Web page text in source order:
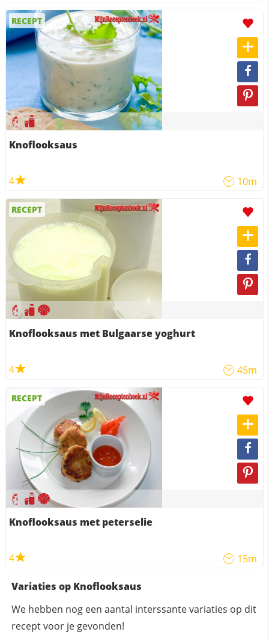
RECEPT
Knoflooksaus
4 10m
RECEPT
Knoflooksaus met Bulgaarse yoghurt
4 45m
RECEPT
Knoflooksaus met peterselie
4 15m
Variaties op Knoflooksaus
We hebben nog een aantal interssante variaties op dit
recept voor je gevonden!